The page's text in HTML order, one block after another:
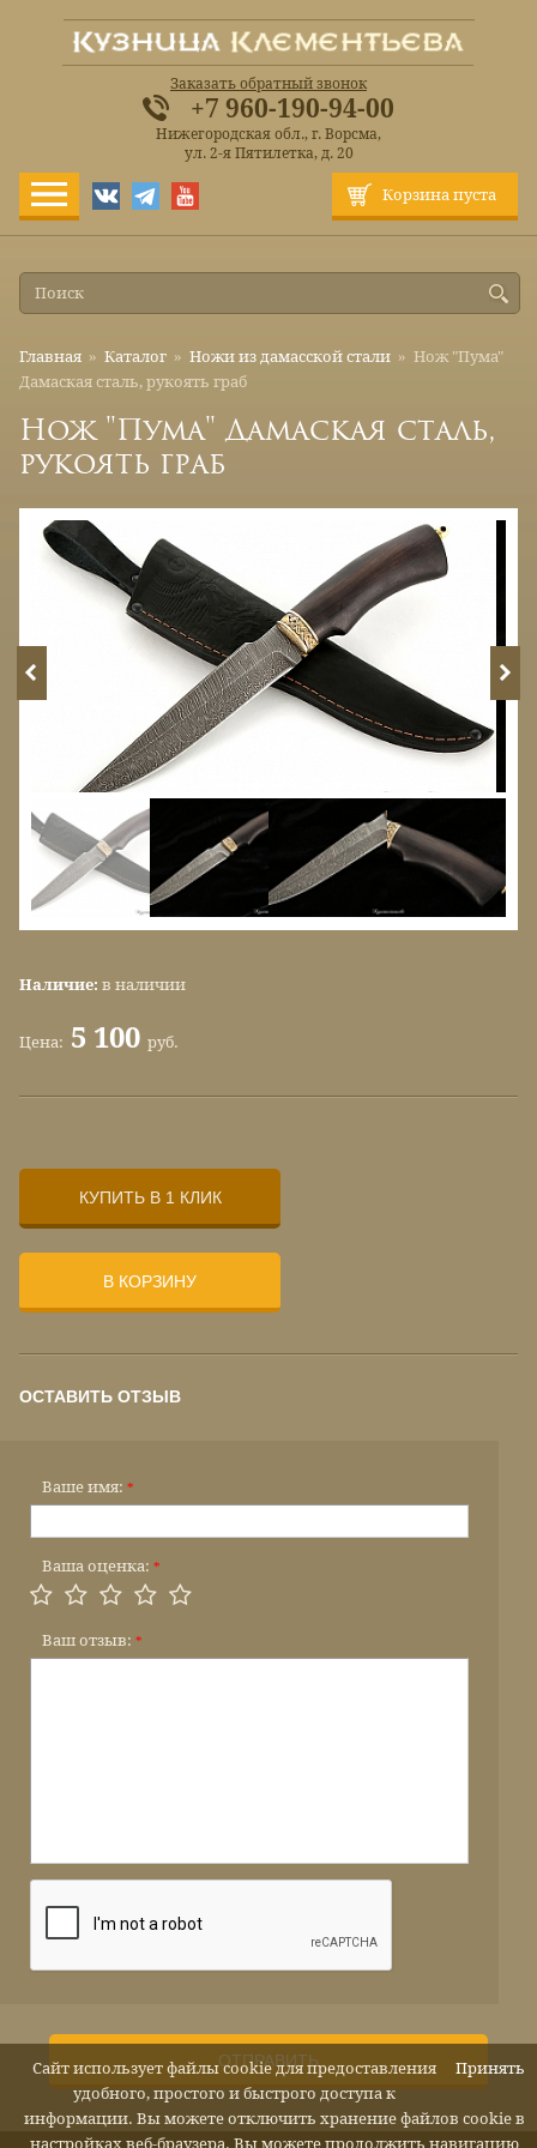
Корзина пуста
Заказать обратный звонок
+7 960-190-94-00
Нижегородская обл., г. Ворсма,
ул. 2-я Пятилетка, д. 20
Главная » Каталог » Ножи из дамасской стали » Нож "Пума"
Дамаская сталь, рукоять граб
Нож "Пума" Дамаская сталь,
рукоять граб
Наличие: в наличии
Цена: 5 100 руб.
КУПИТЬ В 1 КЛИК
В КОРЗИНУ
ОСТАВИТЬ ОТЗЫВ
Ваше имя: *
Ваша оценка: *
Ваш отзыв: *
ОТПРАВИТЬ Принять
Сайт использует файлы cookie для предоставления
удобного, простого и быстрого доступа к
информации. Вы можете отключить хранение файлов cookie в
настройках веб-браузера. Вы можете продолжить навигацию